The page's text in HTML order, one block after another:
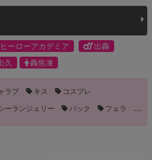
ーローアカデミア
出轟
久
轟焦凍
ラブ キス
コスプレ
ーランジェリー
バック
フェラ